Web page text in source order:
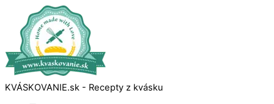
KVÁSKOVANIE.sk - Recepty z kvásku